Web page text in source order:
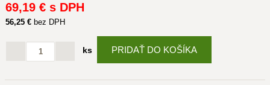
69,19 € s DPH
56,25 € bez DPH
ks PRIDAŤ DO KOŠÍKA